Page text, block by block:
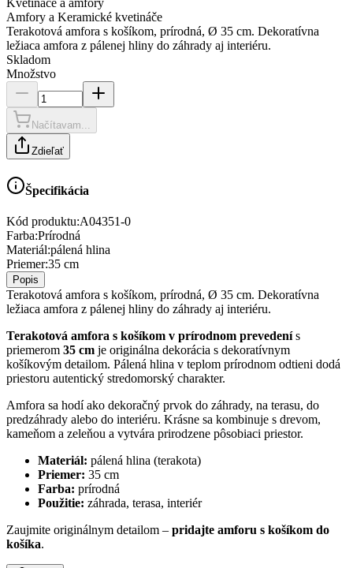
Amfory a Keramické kvetináče
Terakotová amfora s košíkom, prírodná, Ø 35 cm. Dekoratívna
ležiaca amfora z pálenej hliny do záhrady aj interiéru.
Skladom
Množstvo
Načítavam...
Zdieľať
Špecifikácia
Kód produktu:A04351-0
Farba:Prírodná
Materiál:pálená hlina
Priemer:35 cm
Popis
Terakotová amfora s košíkom, prírodná, Ø 35 cm. Dekoratívna
ležiaca amfora z pálenej hliny do záhrady aj interiéru.
Terakotová amfora s košíkom v prírodnom prevedenís
priemerom 35 cm je originálna dekorácia s dekoratívnym
košíkovým detailom. Pálená hlina v teplom prírodnom odtieni dodá
priestoru autentický stredomorský charakter.
Amfora sa hodí ako dekoračný prvok do záhrady, na terasu, do
predzáhrady alebo do interiéru. Krásne sa kombinuje s drevom,
kameňom a zeleňou a vytvára prirodzene pôsobiaci priestor.
Materiál: pálená hlina (terakota)
Priemer: 35 cm
Farba: prírodná
Použitie: záhrada, terasa, interiér
Zaujmite originálnym detailom – pridajte amforu s košíkom do
košíka.